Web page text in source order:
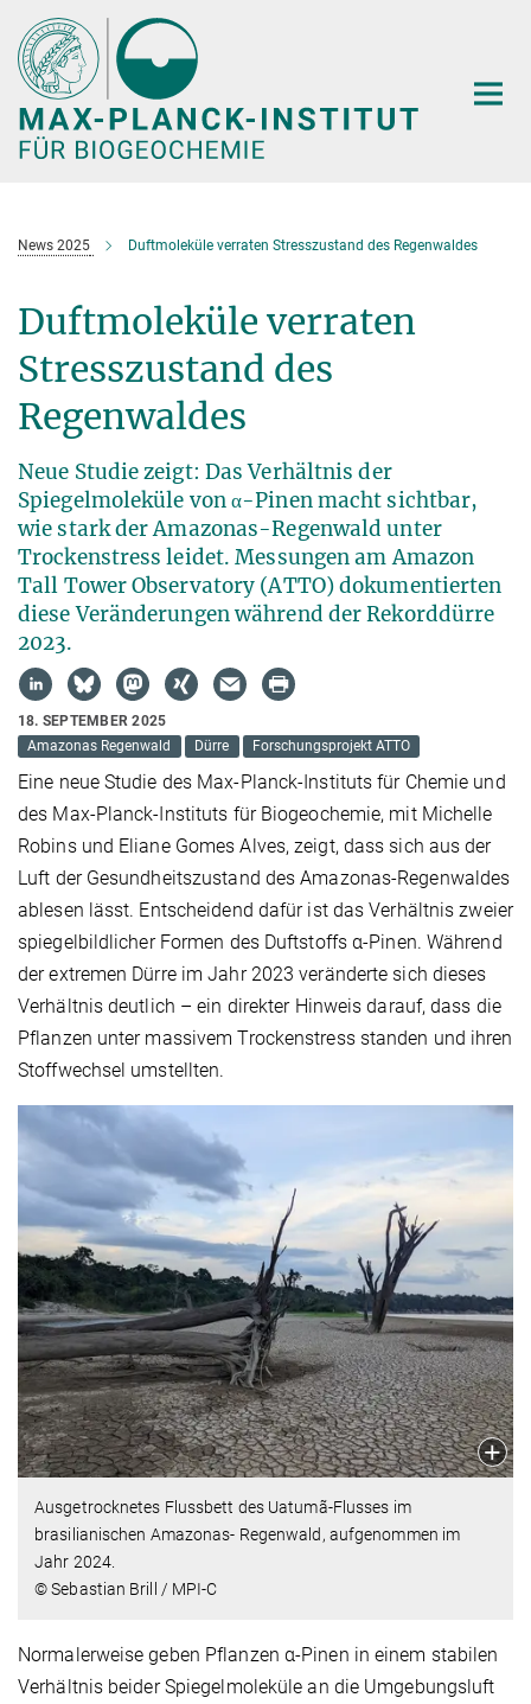
Hauptinhalt
News 2025 Duftmoleküle verraten Stresszustand des Regenwaldes
Duftmoleküle verraten
Stresszustand des
Regenwaldes
Neue Studie zeigt: Das Verhältnis der
Spiegelmoleküle von α-Pinen macht sichtbar,
wie stark der Amazonas-Regenwald unter
Trockenstress leidet. Messungen am Amazon
Tall Tower Observatory (ATTO) dokumentierten
diese Veränderungen während der Rekorddürre
2023.
18. SEPTEMBER 2025
Amazonas Regenwald
Dürre Forschungsprojekt ATTO
Eine neue Studie des Max-Planck-Instituts für Chemie und
des Max-Planck-Instituts für Biogeochemie, mit Michelle
Robins und Eliane Gomes Alves, zeigt, dass sich aus der
Luft der Gesundheitszustand des Amazonas-Regenwaldes
ablesen lässt. Entscheidend dafür ist das Verhältnis zweier
spiegelbildlicher Formen des Duftstoffs α-Pinen. Während
der extremen Dürre im Jahr 2023 veränderte sich dieses
Verhältnis deutlich – ein direkter Hinweis darauf, dass die
Pflanzen unter massivem Trockenstress standen und ihren
Stoffwechsel umstellten.
Ausgetrocknetes Flussbett des Uatumã-Flusses im
brasilianischen Amazonas- Regenwald, aufgenommen im
Jahr 2024.
© Sebastian Brill / MPI-C
Normalerweise geben Pflanzen α-Pinen in einem stabilen
Verhältnis beider Spiegelmoleküle an die Umgebungsluft